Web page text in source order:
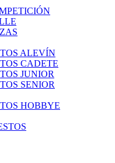
ALEVÍN
CADETE
JUNIOR
SENIOR
HOBBYE